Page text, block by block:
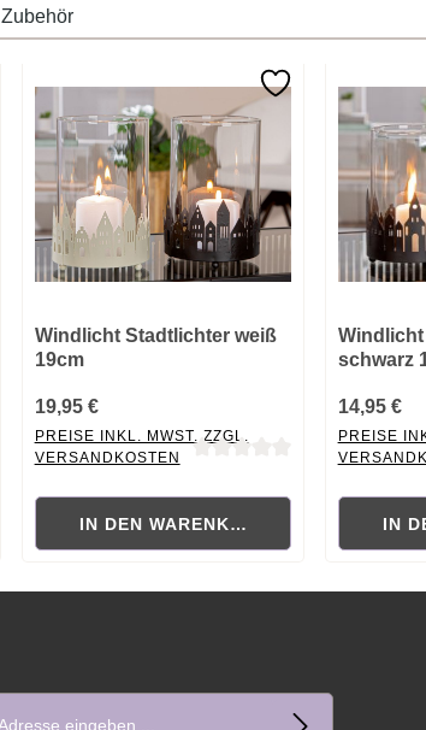
Zubehör
Windlicht Stadtlichter weiß
19cm
19,95 €
PREISE INKL. MWST. ZZGL.
VERSANDKOSTEN
IN DEN WARENKORB
schwarz
14,95 €
PREISE
IN